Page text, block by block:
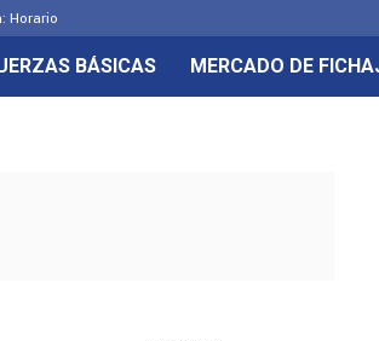
Horario
BÁSICAS MERCADO DE